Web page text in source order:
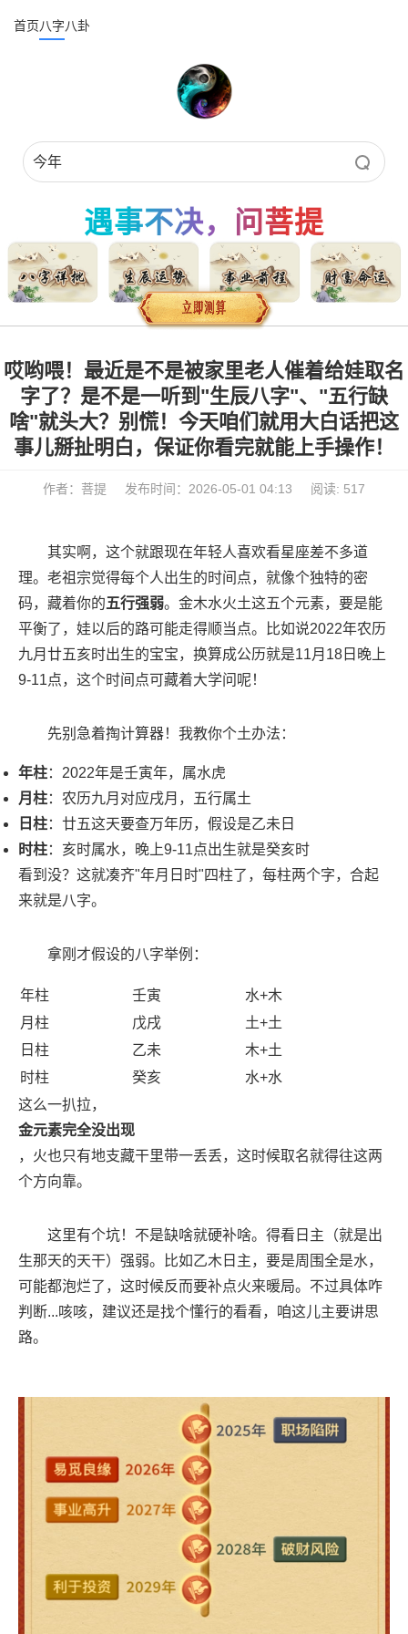
首页八字八卦
遇事不决，问菩提
哎哟喂！最近是不是被家里老人催着给娃取名
字了？是不是一听到"生辰八字"、"五行缺
啥"就头大？别慌！今天咱们就用大白话把这
事儿掰扯明白，保证你看完就能上手操作！
作者：菩提 发布时间：2026-05-01 04:13 阅读: 517
其实啊，这个就跟现在年轻人喜欢看星座差不多道
理。老祖宗觉得每个人出生的时间点，就像个独特的密
码，藏着你的五行强弱。金木水火土这五个元素，要是能
平衡了，娃以后的路可能走得顺当点。比如说2022年农历
九月廿五亥时出生的宝宝，换算成公历就是11月18日晚上
9-11点，这个时间点可藏着大学问呢！
先别急着掏计算器！我教你个土办法：
年柱：2022年是壬寅年，属水虎
月柱：农历九月对应戌月，五行属土
日柱：廿五这天要查万年历，假设是乙未日
时柱：亥时属水，晚上9-11点出生就是癸亥时
看到没？这就凑齐"年月日时"四柱了，每柱两个字，合起
来就是八字。
拿刚才假设的八字举例：
年柱 壬寅
水+木
月柱
戊戌
土+土
日柱
乙未
木+土
时柱
癸亥
水+水
这么一扒拉，
金元素完全没出现
，火也只有地支藏干里带一丢丢，这时候取名就得往这两
个方向靠。
这里有个坑！不是缺啥就硬补啥。得看日主（就是出
生那天的天干）强弱。比如乙木日主，要是周围全是水，
可能都泡烂了，这时候反而要补点火来暖局。不过具体咋
判断...咳咳，建议还是找个懂行的看看，咱这儿主要讲思
路。